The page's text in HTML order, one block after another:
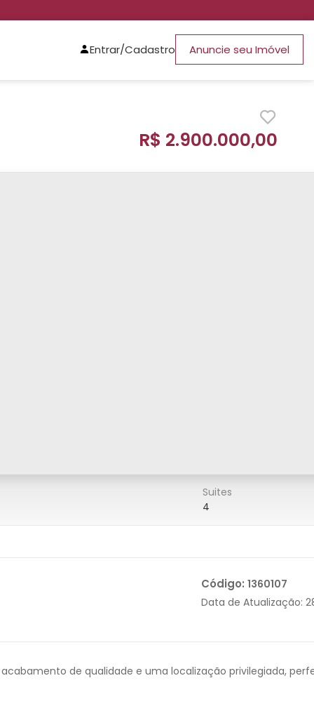
Entrar/Cadastro Anuncie seu Imóvel
R$ 2.900.000,00
Suites
4
Código: 1360107
Data de Atualização:
de qualidade e uma localização privilegiada,